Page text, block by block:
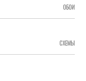
ОБОИ
СХЕМЫ